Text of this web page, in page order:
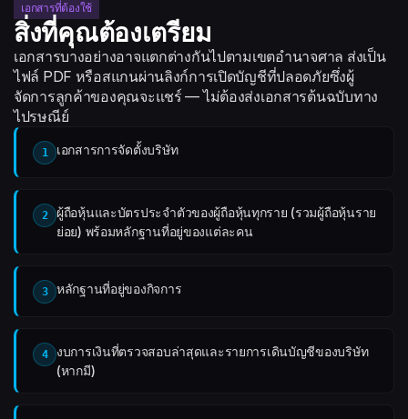
เอกสารที่ต้องใช้
สิ่งที่คุณต้องเตรียม
เอกสารบางอย่างอาจแตกต่างกันไปตามเขตอำนาจศาล ส่งเป็น
ไฟล์ PDF หรือสแกนผ่านลิงก์การเปิดบัญชีที่ปลอดภัยซึ่งผู้
จัดการลูกค้าของคุณจะแชร์ — ไม่ต้องส่งเอกสารต้นฉบับทาง
ไปรษณีย์
1 เอกสารการจัดตั้งบริษัท
2
ผู้ถือหุ้นและบัตรประจำตัวของผู้ถือหุ้นทุกราย (รวมผู้ถือหุ้นราย
ย่อย) พร้อมหลักฐานที่อยู่ของแต่ละคน
3 หลักฐานที่อยู่ของกิจการ
4
งบการเงินที่ตรวจสอบล่าสุดและรายการเดินบัญชีของบริษัท
(หากมี)